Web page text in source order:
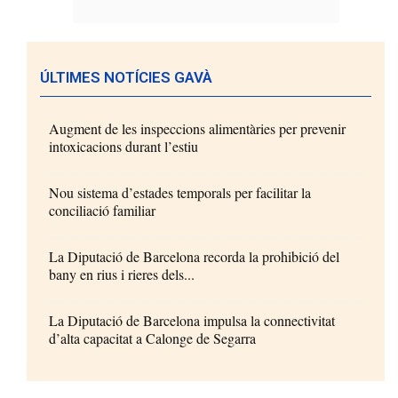
ÚLTIMES NOTÍCIES GAVÀ
Augment de les inspeccions alimentàries per prevenir
intoxicacions durant l’estiu
Nou sistema d’estades temporals per facilitar la
conciliació familiar
La Diputació de Barcelona recorda la prohibició del
bany en rius i rieres dels...
La Diputació de Barcelona impulsa la connectivitat
d’alta capacitat a Calonge de Segarra